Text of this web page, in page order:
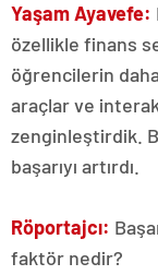
Yaşam Ayavefe:
özellikle finans
öğrencilerin
araçlar ve
zenginleştirdik.
başarıyı artırdı.
Röportajcı:
faktör nedir?